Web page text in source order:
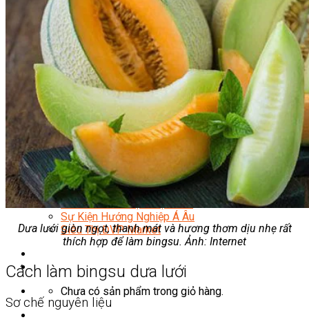
Marketing
Tạo Mẫu Và Chăm Sóc Sắc Đẹp
Truyền Thông Đa Phương Tiện
Công Nghệ Thông Tin
An Ninh Mạng
Thiết Kế Đồ Họa
Âm Nhạc
Điện Công Nghiệp Và Dân Dụng
Văn Hóa Phổ Thông
Nâng Cao Năng Lực Tiếng Anh – Chuẩn TOEIC
Tin Tức
HỌC BỔNG 2026
Học kỹ năng
Đào Tạo Nghề
Hoạt Động
Văn Hóa Ẩm Thực Việt Nam
Sự Kiện Hướng Nghiệp Á Âu
Siêu Thị ĐVP Market
Chưa có sản phẩm trong giỏ hàng.
Dưa lưới giòn ngọt, thanh mát và hương thơm dịu nhẹ rất
thích hợp để làm bingsu. Ảnh: Internet
Cách làm bingsu dưa lưới
Sơ chế nguyên liệu